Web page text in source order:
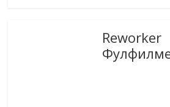
Reworker